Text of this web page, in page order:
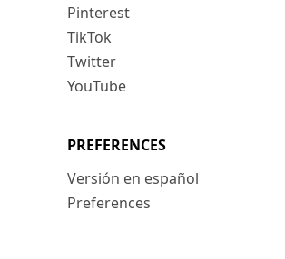
Pinterest
TikTok
Twitter
YouTube
PREFERENCES
Versión en español
Preferences